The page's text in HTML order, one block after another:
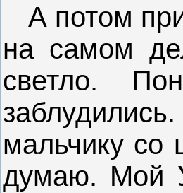
А потом
на самом
светло.
мальчику со
думаю. Мой